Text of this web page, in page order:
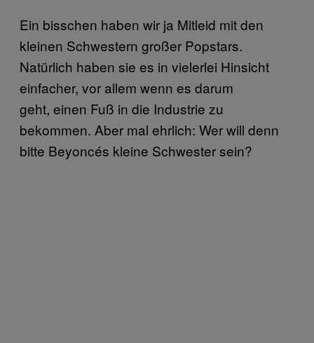
Ein bisschen haben wir ja Mitleid mit den
kleinen Schwestern großer Popstars.
Natürlich haben sie es in vielerlei Hinsicht
einfacher, vor allem wenn es darum
geht, einen Fuß in die Industrie zu
bekommen. Aber mal ehrlich: Wer will denn
bitte Beyoncés kleine Schwester sein?